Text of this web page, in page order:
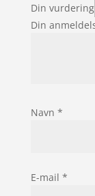
Din vurdering
Din
Navn *
E-mail *